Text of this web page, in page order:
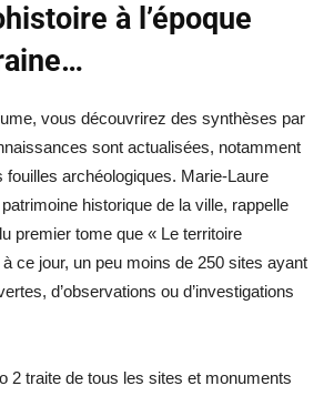
à l’époque
vous découvrirez des synthèses par
sont actualisées, notamment
fouilles archéologiques. Marie-Laure
historique de la ville, rappelle
premier tome que « Le territoire
ce jour, un peu moins de 250 sites ayant
d’observations ou d’investigations
2 traite de tous les sites et monuments